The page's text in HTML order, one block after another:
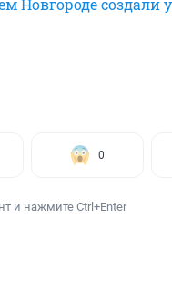
создали
0
и нажмите Ctrl+Enter